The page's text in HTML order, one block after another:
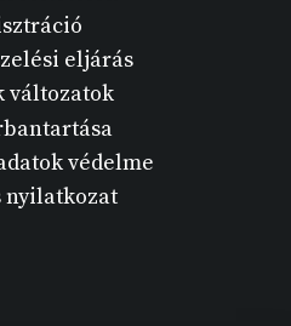
eljárás
változatok
védelme
nyilatkozat